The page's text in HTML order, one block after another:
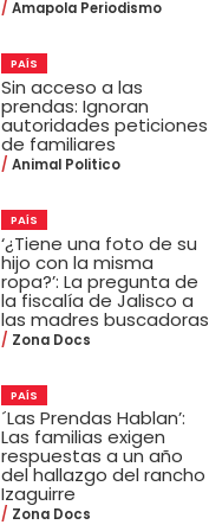
Amapola Periodismo
PAÍS
Sin acceso a las
prendas: Ignoran
autoridades peticiones
de familiares
Animal Politico
PAÍS
‘¿Tiene una foto de su
hijo con la misma
ropa?’: La pregunta de
la fiscalía de Jalisco a
las madres buscadoras
Zona Docs
PAÍS
´Las Prendas Hablan’:
Las familias exigen
respuestas a un año
del hallazgo del rancho
Izaguirre
Zona Docs